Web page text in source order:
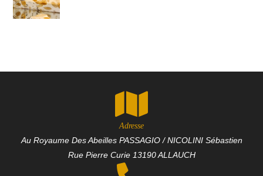
Adresse
Au Royaume Des Abeilles PASSAGIO / NICOLINI Sébastien
Rue Pierre Curie 13190 ALLAUCH